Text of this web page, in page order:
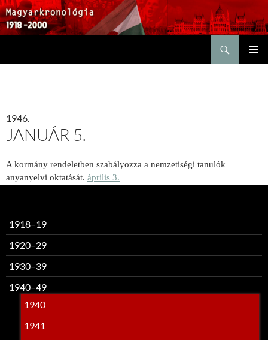
1946.
JANUÁR 5.
A kormány rendeletben szabályozza a nemzetiségi tanulók
anyanyelvi oktatását. április 3.
1918–19
1920–29
1930–39
1940–49
1940
1941